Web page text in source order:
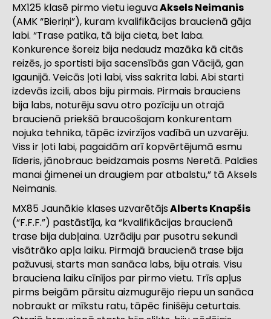
MX125 klasē pirmo vietu ieguvaAksels Neimanis
(AMK “Bieriņi”), kuram kvalifikācijas braucienā gāja
labi. “Trase patika, tā bija cieta, bet laba.
Konkurence šoreiz bija nedaudz mazāka kā citās
reizēs, jo sportisti bija sacensībās gan Vācijā, gan
Igaunijā. Veicās ļoti labi, viss sakrita labi. Abi starti
izdevās izcili, abos biju pirmais. Pirmais brauciens
bija labs, noturēju savu otro pozīciju un otrajā
braucienā priekšā braucošajam konkurentam
nojuka tehnika, tāpēc izvirzījos vadībā un uzvarēju.
Viss ir ļoti labi, pagaidām arī kopvērtējumā esmu
līderis, jānobrauc beidzamais posms Neretā. Paldies
manai ģimenei un draugiem par atbalstu,” tā Aksels
Neimanis.
MX85 Jaunākie klases uzvarētājsAlberts Knapšis
(“F.F.F.”) pastāstīja, ka “kvalifikācijas braucienā
trase bija dubļaina. Uzrādiju par pusotru sekundi
visātrāko apļa laiku. Pirmajā braucienā trase bija
pažuvusi, starts man sanāca labs, biju otrais. Visu
brauciena laiku cīnījos par pirmo vietu. Trīs apļus
pirms beigām pārsitu aizmugurējo riepu un sanāca
nobraukt ar mīkstu ratu, tāpēc finišēju ceturtais.